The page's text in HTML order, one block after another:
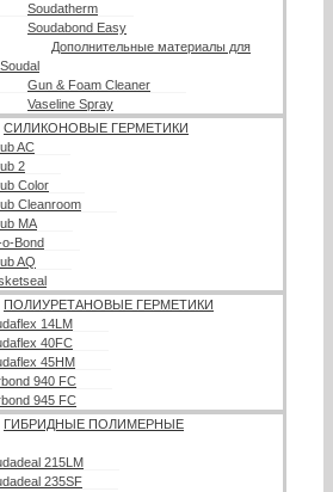
Soudatherm
Soudabond Easy
Дополнительные материалы для
Gun & Foam Cleaner
Vaseline Spray
СИЛИКОНОВЫЕ ГЕРМЕТИКИ
AC
2
Color
Cleanroom
MA
o-Bond
AQ
ПОЛИУРЕТАНОВЫЕ ГЕРМЕТИКИ
14LM
40FC
45HM
940 FC
945 FC
ГИБРИДНЫЕ ПОЛИМЕРНЫЕ
215LM
235SF